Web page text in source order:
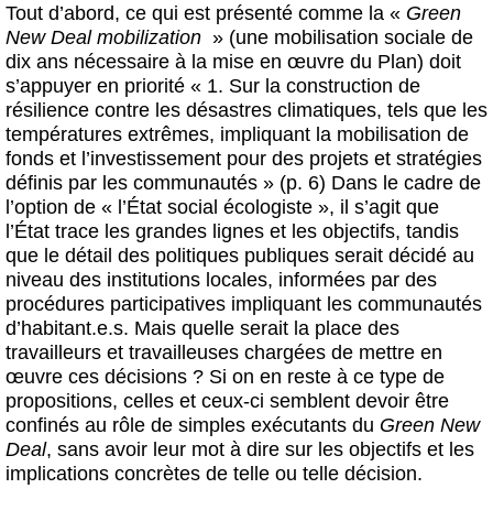
Tout d’abord, ce qui est présenté comme la « Green
New Deal mobilization » (une mobilisation sociale de
dix ans nécessaire à la mise en œuvre du Plan) doit
s’appuyer en priorité « 1. Sur la construction de
résilience contre les désastres climatiques, tels que les
températures extrêmes, impliquant la mobilisation de
fonds et l’investissement pour des projets et stratégies
définis par les communautés » (p. 6) Dans le cadre de
l’option de « l’État social écologiste », il s’agit que
l’État trace les grandes lignes et les objectifs, tandis
que le détail des politiques publiques serait décidé au
niveau des institutions locales, informées par des
procédures participatives impliquant les communautés
d’habitant.e.s. Mais quelle serait la place des
travailleurs et travailleuses chargées de mettre en
œuvre ces décisions ? Si on en reste à ce type de
propositions, celles et ceux-ci semblent devoir être
confinés au rôle de simples exécutants du Green New
Deal, sans avoir leur mot à dire sur les objectifs et les
implications concrètes de telle ou telle décision.